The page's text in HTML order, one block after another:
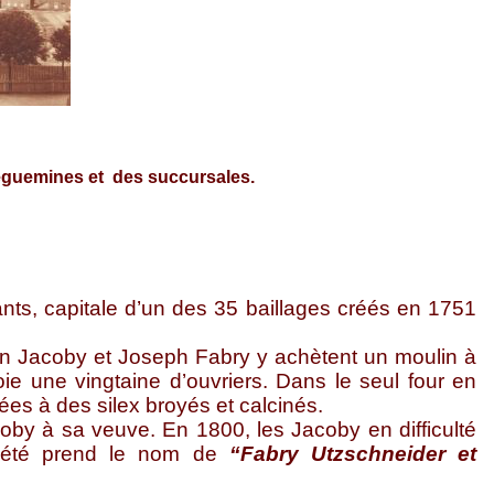
et des succursales.
capitale d’un des 35 baillages créés en 1751
Jacoby et Joseph Fabry y achètent un moulin à
une vingtaine d’ouvriers. Dans le seul four en
à des silex broyés et calcinés.
à sa veuve. En 1800, les Jacoby en difficulté
prend le nom de “Fabry Utzschneider et